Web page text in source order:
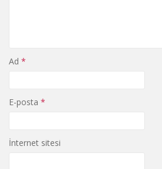
Ad *
E-posta *
İnternet sitesi